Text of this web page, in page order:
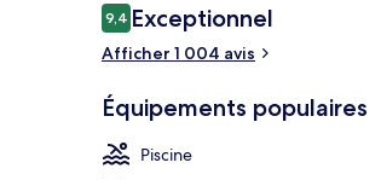
Avis
voyageurs
9,49,4 sur 10
Exceptionnel
Afficher 1 004 avis
Équipements populaires
Piscine